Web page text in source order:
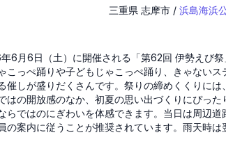
三重県 志摩市 / 浜島海浜
6月6日（土）に開催される「第62回 伊勢えび
こっぺ踊りや子どもじゃこっぺ踊り、きゃない
催しが盛りだくさんです。祭りの締めくくりに
はの開放感のなか、初夏の思い出づくりにぴった
らではのにぎわいを体感できます。当日は周辺
案内に従うことが推奨されています。雨天時は